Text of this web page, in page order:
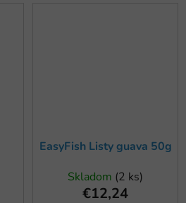
EasyFish Listy guava 50g
Skladom (2 ks)
€12,24